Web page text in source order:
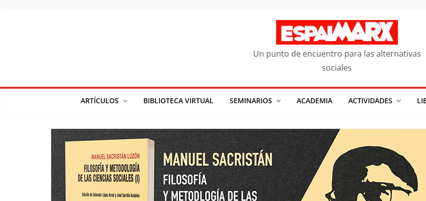
Un punto de encuentro para las alternativas
sociales
ARTÍCULOS BIBLIOTECA VIRTUAL SEMINARIOS ACADEMIA ACTIVIDADES